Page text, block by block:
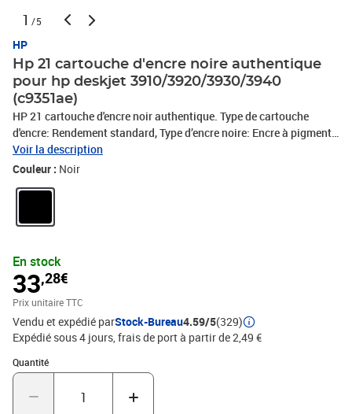
1 /5
HP
Hp 21 cartouche d'encre noire authentique
pour hp deskjet 3910/3920/3930/3940
(c9351ae)
HP 21 cartouche d'encre noir authentique. Type de cartouche
d'encre: Rendement standard, Type d’encre noire: Encre à pigments,
Volume d'encre noire: 5 ml, Quantité: 1 pièce(s), Rendement par
page de l'encre noire: 190 pages
Voir la description
Couleur : Noir
En stock
33,28€
Prix unitaire TTC
Vendu et expédié parStock-Bureau4.59/5(329)
Expédié sous 4 jours, frais de port à partir de 2,49 €
Quantité
Quantité : 1